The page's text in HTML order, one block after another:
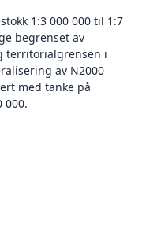
1:3 000 000 til 1:7
begrenset av
territorialgrensen i
av N2000
med tanke på
000.